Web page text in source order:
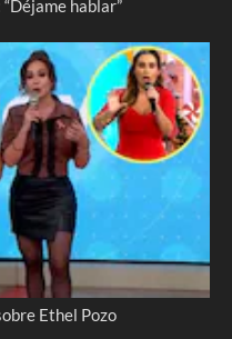
hablar”
Ethel Pozo